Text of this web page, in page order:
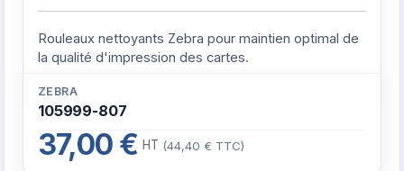
Rouleaux nettoyants Zebra pour maintien optimal de
la qualité d'impression des cartes.
ZEBRA
105999-807
37,00 € HT (44,40 € TTC)